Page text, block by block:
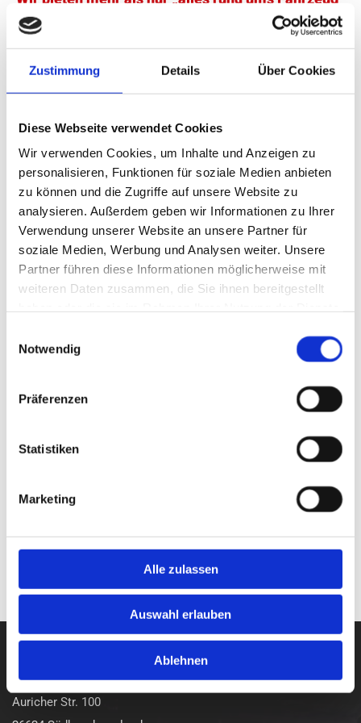
Zustimmung Details Über Cookies
Diese Webseite verwendet Cookies
Wir verwenden Cookies, um Inhalte und Anzeigen zu
personalisieren, Funktionen für soziale Medien anbieten
zu können und die Zugriffe auf unsere Website zu
analysieren. Außerdem geben wir Informationen zu Ihrer
Verwendung unserer Website an unsere Partner für
soziale Medien, Werbung und Analysen weiter. Unsere
Partner führen diese Informationen möglicherweise mit
weiteren Daten zusammen, die Sie ihnen bereitgestellt
Notwendig
Präferenzen
Statistiken
Marketing
Alle zulassen
Auswahl erlauben
Ablehnen
tankpoint moordorf
Auricher Str. 100